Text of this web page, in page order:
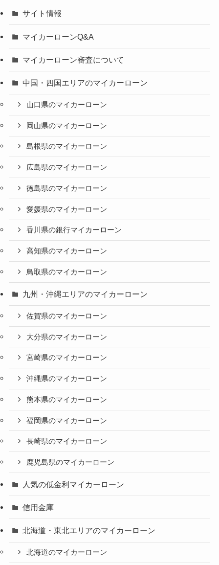
サイト情報
マイカーローンQ&A
マイカーローン審査について
中国・四国エリアのマイカーローン
山口県のマイカーローン
岡山県のマイカーローン
島根県のマイカーローン
広島県のマイカーローン
徳島県のマイカーローン
愛媛県のマイカーローン
香川県の銀行マイカーローン
高知県のマイカーローン
鳥取県のマイカーローン
九州・沖縄エリアのマイカーローン
佐賀県のマイカーローン
大分県のマイカーローン
宮崎県のマイカーローン
沖縄県のマイカーローン
熊本県のマイカーローン
福岡県のマイカーローン
長崎県のマイカーローン
鹿児島県のマイカーローン
人気の低金利マイカーローン
信用金庫
北海道・東北エリアのマイカーローン
北海道のマイカーローン